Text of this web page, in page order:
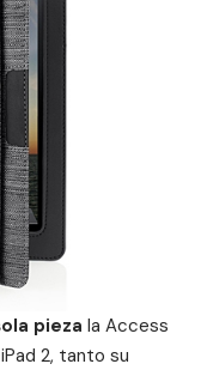
pieza la Access
2, tanto su